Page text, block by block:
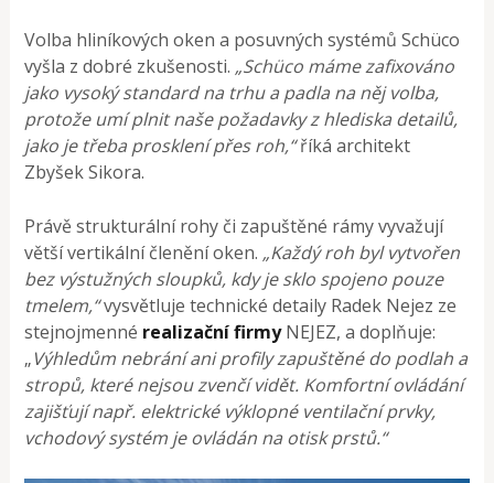
Volba hliníkových oken a posuvných systémů Schüco
vyšla z dobré zkušenosti. „Schüco máme zafixováno
jako vysoký standard na trhu a padla na něj volba,
protože umí plnit naše požadavky z hlediska detailů,
jako je třeba prosklení přes roh,“říká architekt
Zbyšek Sikora.
Právě strukturální rohy či zapuštěné rámy vyvažují
větší vertikální členění oken. „Každý roh byl vytvořen
bez výstužných sloupků, kdy je sklo spojeno pouze
tmelem,“vysvětluje technické detaily Radek Nejez ze
stejnojmenné realizační firmyNEJEZ, a doplňuje:
„Výhledům nebrání ani profily zapuštěné do podlah a
stropů, které nejsou zvenčí vidět. Komfortní ovládání
zajišťují např. elektrické výklopné ventilační prvky,
vchodový systém je ovládán na otisk prstů.“